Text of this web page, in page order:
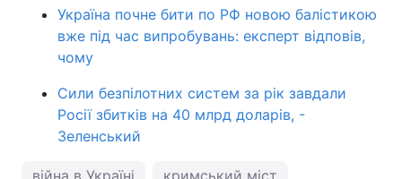
Україна почне бити по РФ новою балістикою
вже під час випробувань: експерт відповів,
чому
Сили безпілотних систем за рік завдали
Росії збитків на 40 млрд доларів, -
Зеленський